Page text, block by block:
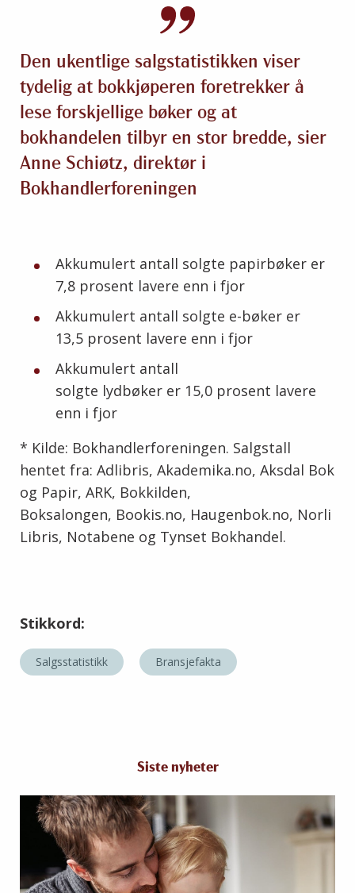
Den ukentlige salgstatistikken viser
tydelig at bokkjøperen foretrekker å
lese forskjellige bøker og at
bokhandelen tilbyr en stor bredde, sier
Anne Schiøtz, direktør i
Bokhandlerforeningen
Akkumulert antall solgte papirbøker er
7,8 prosent lavere enn i fjor
Akkumulert antall solgte e-bøker er
13,5 prosent lavere enn i fjor
Akkumulert antall
solgte lydbøker er 15,0 prosent lavere
enn i fjor
* Kilde: Bokhandlerforeningen. Salgstall
hentet fra: Adlibris, Akademika.no, Aksdal Bok
og Papir, ARK, Bokkilden,
Boksalongen, Bookis.no, Haugenbok.no, Norli
Libris, Notabene og Tynset Bokhandel.
Stikkord:
Salgsstatistikk Bransjefakta
Siste nyheter